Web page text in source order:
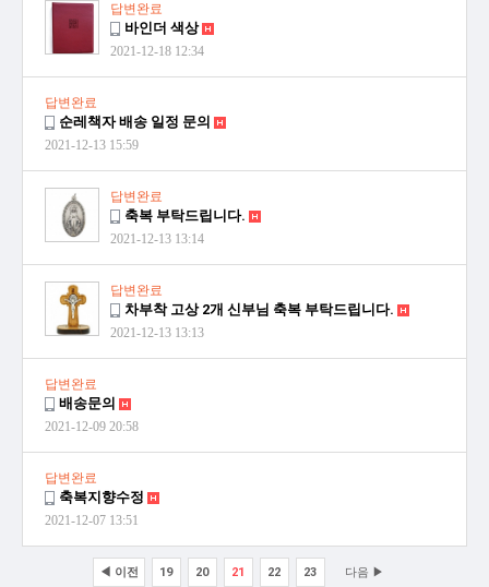
답변완료
바인더 색상
2021-12-18 12:34
답변완료
순레책자 배송 일정 문의
2021-12-13 15:59
답변완료
축복 부탁드립니다.
2021-12-13 13:14
답변완료
차부착 고상 2개 신부님 축복 부탁드립니다.
2021-12-13 13:13
답변완료
배송문의
2021-12-09 20:58
답변완료
축복지향수정
2021-12-07 13:51
◀ 이전 19 20 21 22 23 다음 ▶